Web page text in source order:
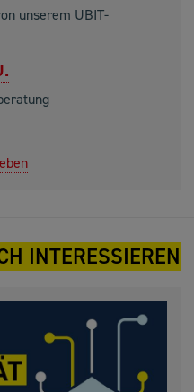
unserem UBIT-
INTERESSIEREN